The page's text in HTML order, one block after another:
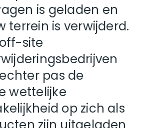
is geladen en
terrein is verwijderd.
site
pas de
wettelijke
op zich als
zijn uitgeladen